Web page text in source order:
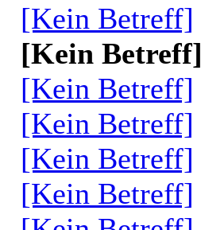
[Kein Betreff]
[Kein Betreff]
[Kein Betreff]
[Kein Betreff]
[Kein Betreff]
[Kein Betreff]